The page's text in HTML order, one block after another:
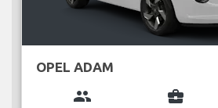
OPEL ADAM
group business_center